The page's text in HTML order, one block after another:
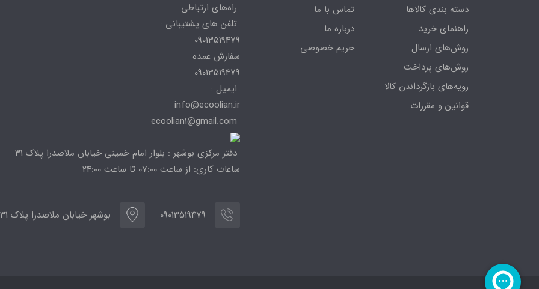
دسته بندی کالاها
راهنمای خرید
روش‌های ارسال
روش‌های پرداخت
رویه‌های بازگرداندن کالا
قوانین و مقررات
تماس با ما
درباره ما
حریم خصوصی
راه‌های ارتباطی
تلفن های پشتیبانی :
09013519479
سفارش عمده
09013519479
ایمیل :
info@ecoolian.ir
دفتر مرکزی بوشهر : بلوار امام خمینی خیابان ملاصدرا پلاک 31
ساعات کاری: از ساعت 07:00 تا ساعت 24:00
09013519479 بوشهر خیابان ملاصدرا پلاک 31